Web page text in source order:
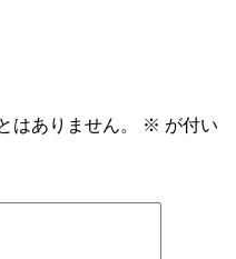
はありません。 ※ が付い